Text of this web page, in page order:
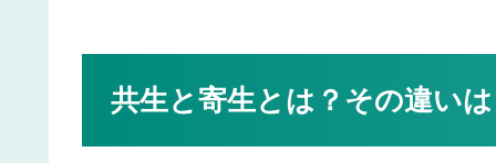
共生と寄生とは？その違いは